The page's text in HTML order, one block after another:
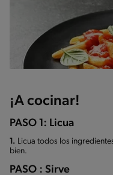
¡A cocinar!
PASO 1: Licua
1. Licua todos los
bien.
PASO : Sirve